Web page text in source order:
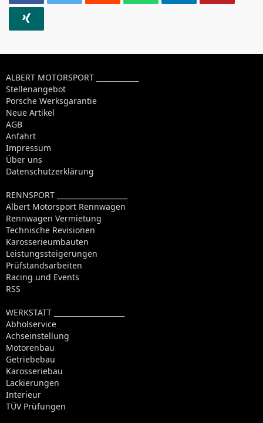
ALBERT MOTORSPORT ____________
Stellenangebot
Porsche Werksgarantie
Neue Artikel
AGB
Anfahrt
Impressum
Über uns
Datenschutzerklärung
RENNSPORT ____________________
Albert Motorsport Rennwagen
Rennwagen Vermietung
Technische Revisionen
Karosserieumbauten
Leistungssteigerungen
Prüfstandsarbeiten
Racing und Events
RSS
WERKSTATT ____________________
Abholservice
Achseinstellung
Motorenbau
Getriebebau
Karosseriebau
Lackierungen
Interieur
TÜV Prüfungen